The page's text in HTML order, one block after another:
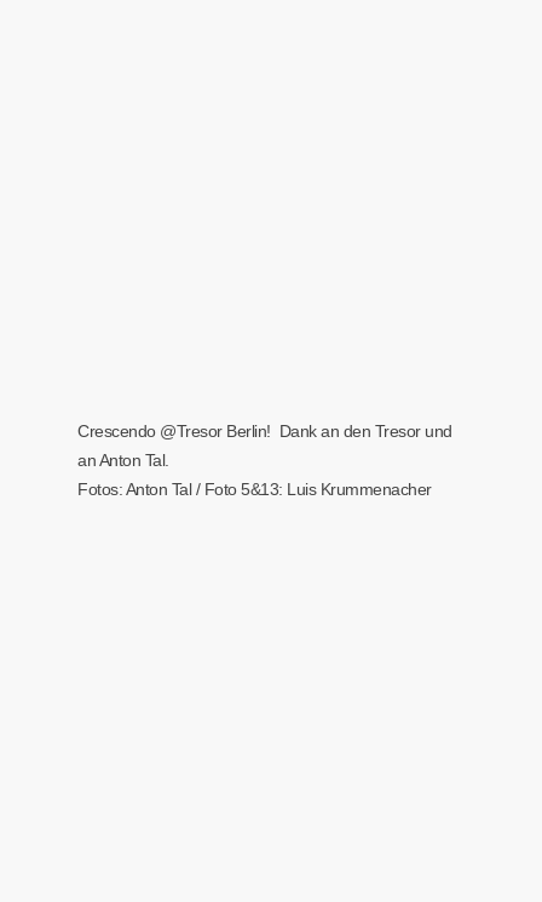
Crescendo @Tresor Berlin! Dank an den Tresor und
an Anton Tal.
Fotos: Anton Tal / Foto 5&13: Luis Krummenacher